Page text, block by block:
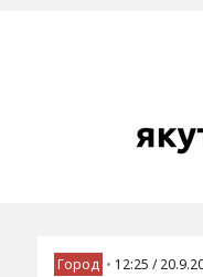
Город • 12:25 /